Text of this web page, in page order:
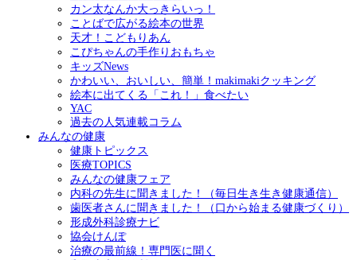
カン太なんか大っきらいっ！
ことばで広がる絵本の世界
天才！こどもりあん
こぴちゃんの手作りおもちゃ
キッズNews
かわいい、おいしい、簡単！makimakiクッキング
絵本に出てくる「これ！」食べたい
YAC
過去の人気連載コラム
みんなの健康
健康トピックス
医療TOPICS
みんなの健康フェア
内科の先生に聞きました！（毎日生き生き健康通信）
歯医者さんに聞きました！（口から始まる健康づくり）
形成外科診療ナビ
協会けんぽ
治療の最前線！専門医に聞く